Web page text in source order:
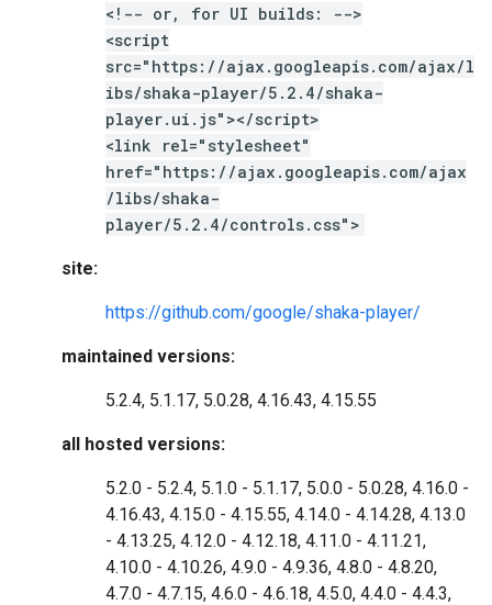
<!-- or, for UI builds: -->
<script
src="https://ajax.googleapis.com/ajax/l
ibs/shaka-player/5.2.4/shaka-
player.ui.js"></script>
<link rel="stylesheet"
href="https://ajax.googleapis.com/ajax
/libs/shaka-
player/5.2.4/controls.css">
site:
https://github.com/google/shaka-player/
maintained versions:
5.2.4, 5.1.17, 5.0.28, 4.16.43, 4.15.55
all hosted versions:
5.2.0 - 5.2.4, 5.1.0 - 5.1.17, 5.0.0 - 5.0.28, 4.16.0 -
4.16.43, 4.15.0 - 4.15.55, 4.14.0 - 4.14.28, 4.13.0
- 4.13.25, 4.12.0 - 4.12.18, 4.11.0 - 4.11.21,
4.10.0 - 4.10.26, 4.9.0 - 4.9.36, 4.8.0 - 4.8.20,
4.7.0 - 4.7.15, 4.6.0 - 4.6.18, 4.5.0, 4.4.0 - 4.4.3,